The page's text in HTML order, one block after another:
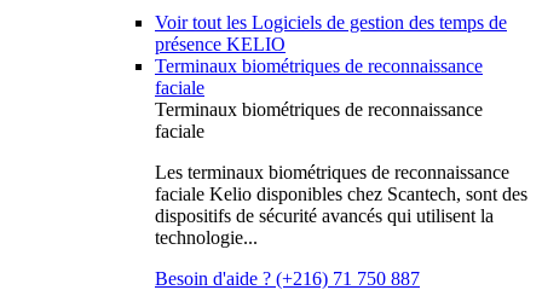
Voir tout les Logiciels de gestion des temps de
présence KELIO
Terminaux biométriques de reconnaissance
faciale
Terminaux biométriques de reconnaissance
faciale
Les terminaux biométriques de reconnaissance
faciale Kelio disponibles chez Scantech, sont des
dispositifs de sécurité avancés qui utilisent la
technologie...
Besoin d'aide ? (+216) 71 750 887